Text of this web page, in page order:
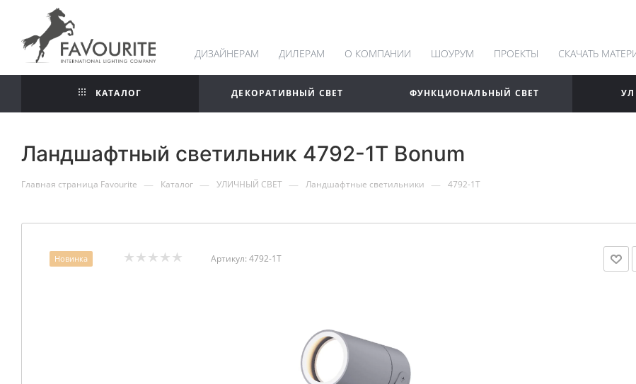
ДИЗАЙНЕРАМ ДИЛЕРАМ О КОМПАНИИ ШОУРУМ ПРОЕКТЫ СКАЧАТЬ
КАТАЛОГ ДЕКОРАТИВНЫЙ СВЕТ ФУНКЦИОНАЛЬНЫЙ СВЕТ
Ландшафтный светильник 4792-1T Bonum
Главная страница Favourite — Каталог — УЛИЧНЫЙ СВЕТ — Ландшафтные светильники — 4792-1T
Новинка Артикул: 4792-1T